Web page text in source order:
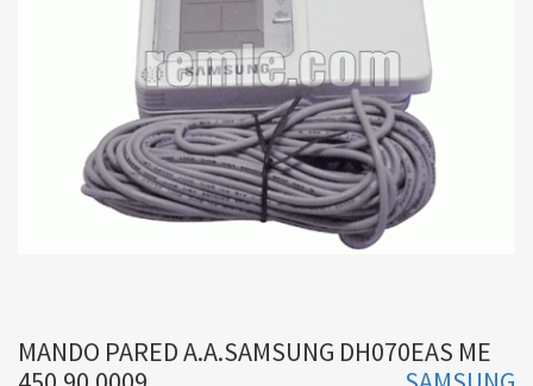
MANDO PARED A.A.SAMSUNG DH070EAS ME